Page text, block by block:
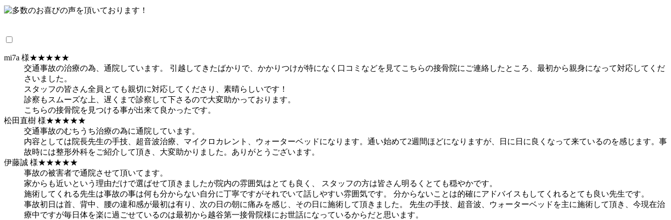
mi7a 様★★★★★
交通事故の治療の為、通院しています。 引越してきたばかりで、かかりつけが特になく口コミなどを見てこちらの接骨院にご連絡したところ、最初から親身になって対応してくだ
さいました。
スタッフの皆さん全員とても親切に対応してくださり、素晴らしいです！
診察もスムーズな上、遅くまで診察して下さるので大変助かっております。
こちらの接骨院を見つける事が出来て良かったです。
松田直樹 様★★★★★
交通事故のむちうち治療の為に通院しています。
内容としては院長先生の手技、超音波治療、マイクロカレント、ウォーターベッドになります。通い始めて2週間ほどになりますが、日に日に良くなって来ているのを感じます。事
故時には整形外科をご紹介して頂き、大変助かりました。ありがとうございます。
伊藤誠 様★★★★★
事故の被害者で通院させて頂いてます。
家からも近いという理由だけで選ばせて頂きましたが院内の雰囲気はとても良く、 スタッフの方は皆さん明るくとても穏やかです。
施術してくれる先生は事故の事は何も分からない自分に丁寧ですがそれでいて話しやすい雰囲気です。 分からないことは的確にアドバイスもしてくれるとても良い先生です。
事故初日は首、背中、腰の違和感が最初は有り、次の日の朝に痛みを感じ、その日に施術して頂きました。 先生の手技、超音波、ウォーターベッドを主に施術して頂き、今現在治
療中ですが毎日体を楽に過ごせているのは最初から越谷第一接骨院様にお世話になっているからだと思います。